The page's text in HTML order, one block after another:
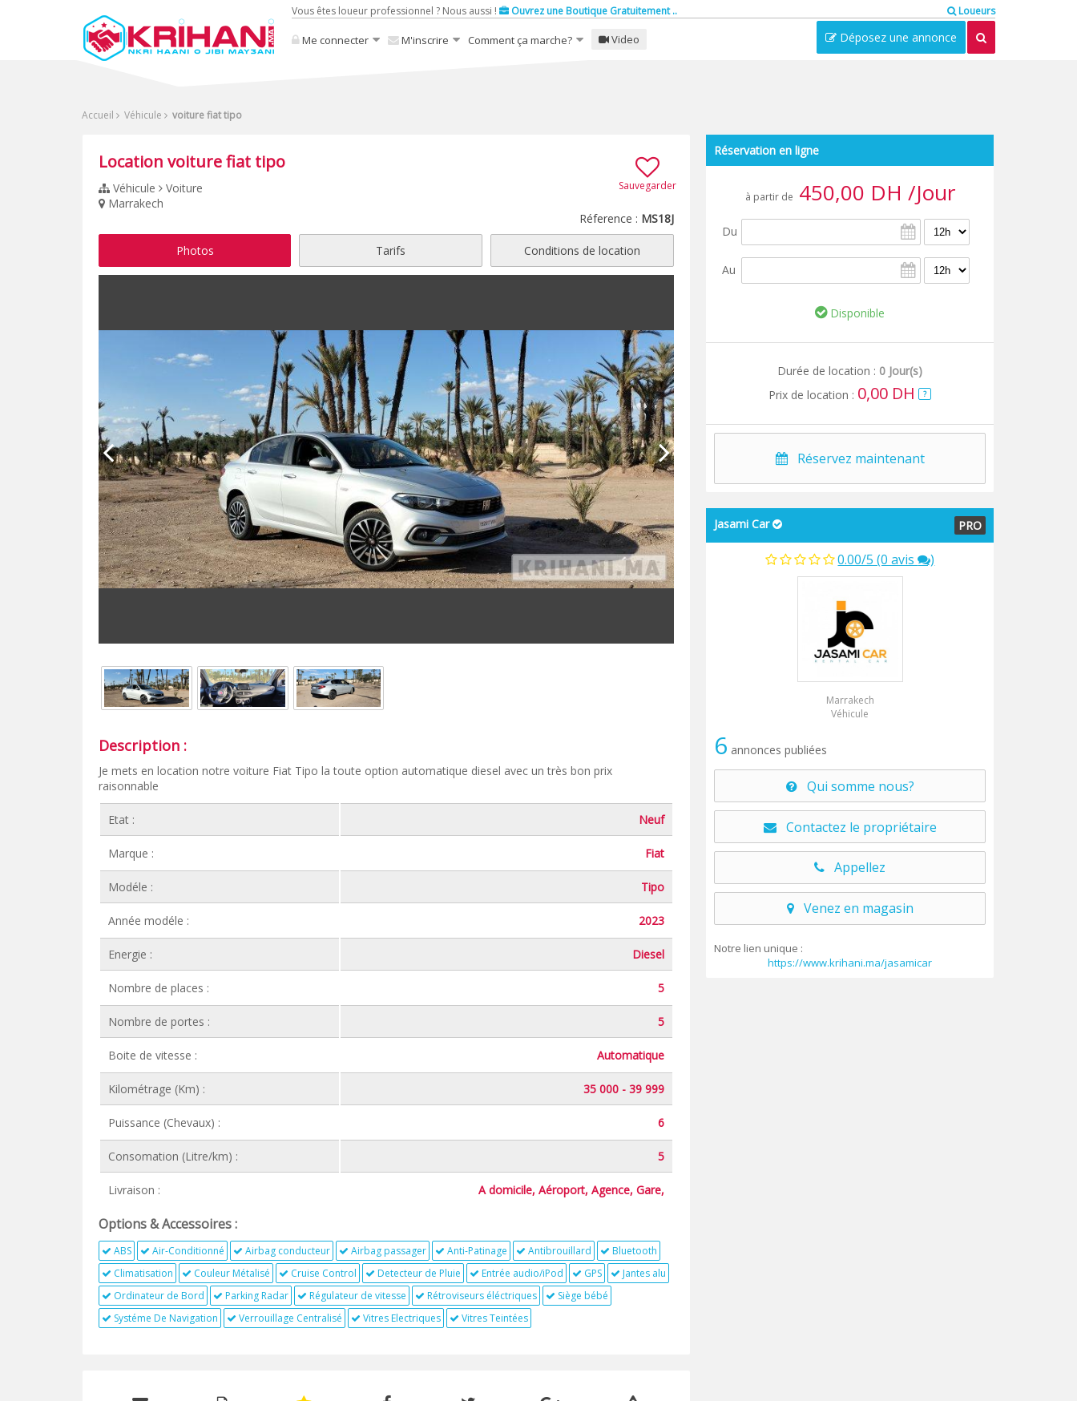
Vous êtes loueur professionnel ? Nous aussi ! Ouvrez une Boutique Gratuitement .. Loueurs
Me connecter M'inscrire Comment ça marche? Video Déposez une annonce
Accueil Véhicule voiture fiat tipo
Sauvegarder
Location voiture fiat tipo
Véhicule Voiture
Marrakech
Réference : MS18J
Photos Tarifs Conditions de location
Description :
Je mets en location notre voiture Fiat Tipo la toute option automatique diesel avec un très bon prix
raisonnable
Etat : Neuf
Marque : Fiat
Modéle : Tipo
Année modéle : 2023
Energie : Diesel
Nombre de places : 5
Nombre de portes : 5
Boite de vitesse : Automatique
Kilométrage (Km) : 35 000 - 39 999
Puissance (Chevaux) : 6
Consomation (Litre/km) : 5
Livraison : A domicile, Aéroport, Agence, Gare,
Options & Accessoires :
ABS Air-Conditionné Airbag conducteur Airbag passager Anti-Patinage Antibrouillard
Bluetooth
Climatisation
Couleur Métalisé Cruise Control Detecteur de Pluie Entrée audio/iPod GPS
Jantes alu
Ordinateur de Bord
Parking Radar Régulateur de vitesse Rétroviseurs éléctriques
Siège bébé
Systéme De Navigation
Verrouillage Centralisé Vitres Electriques Vitres Teintées
Réservation en ligne
à partir de 450,00 DH /Jour
Du
Au
Disponible
Durée de location : 0 Jour(s)
Prix de location : 0,00 DH ?
Réservez maintenant
Jasami Car PRO
0.00/5 (0 avis )
Marrakech
Véhicule
6 annonces publiées
Qui somme nous?
Contactez le propriétaire
Appellez
Venez en magasin
Notre lien unique :
https://www.krihani.ma/jasamicar